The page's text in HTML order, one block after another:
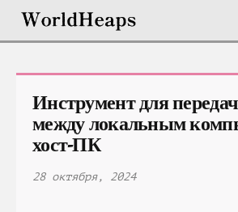
Инструмент для
между локальным
хост-ПК
28 октября, 2024